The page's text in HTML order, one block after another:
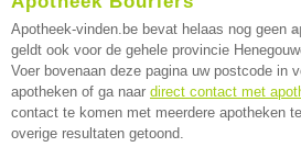
Apotheek-vinden.be bevat helaas nog geen
geldt ook voor de gehele provincie
Voer bovenaan deze pagina uw postcode in
apotheken of ga naar direct contact met
contact te komen met meerdere apotheken
overige resultaten getoond.